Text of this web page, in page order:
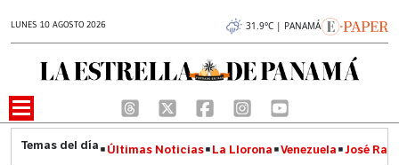
LUNES 10 AGOSTO 2026 31.9°C | PANAMÁ
Últimas Noticias La Llorona Venezuela José